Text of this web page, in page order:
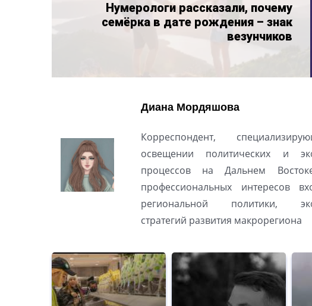
Нумерологи рассказали, почему
семёрка в дате рождения – знак
везунчиков
Диана Мордяшова
Корреспондент,
освещении политических и
процессов на Дальнем
профессиональных интересов
региональной политики,
стратегий развития макрорегиона